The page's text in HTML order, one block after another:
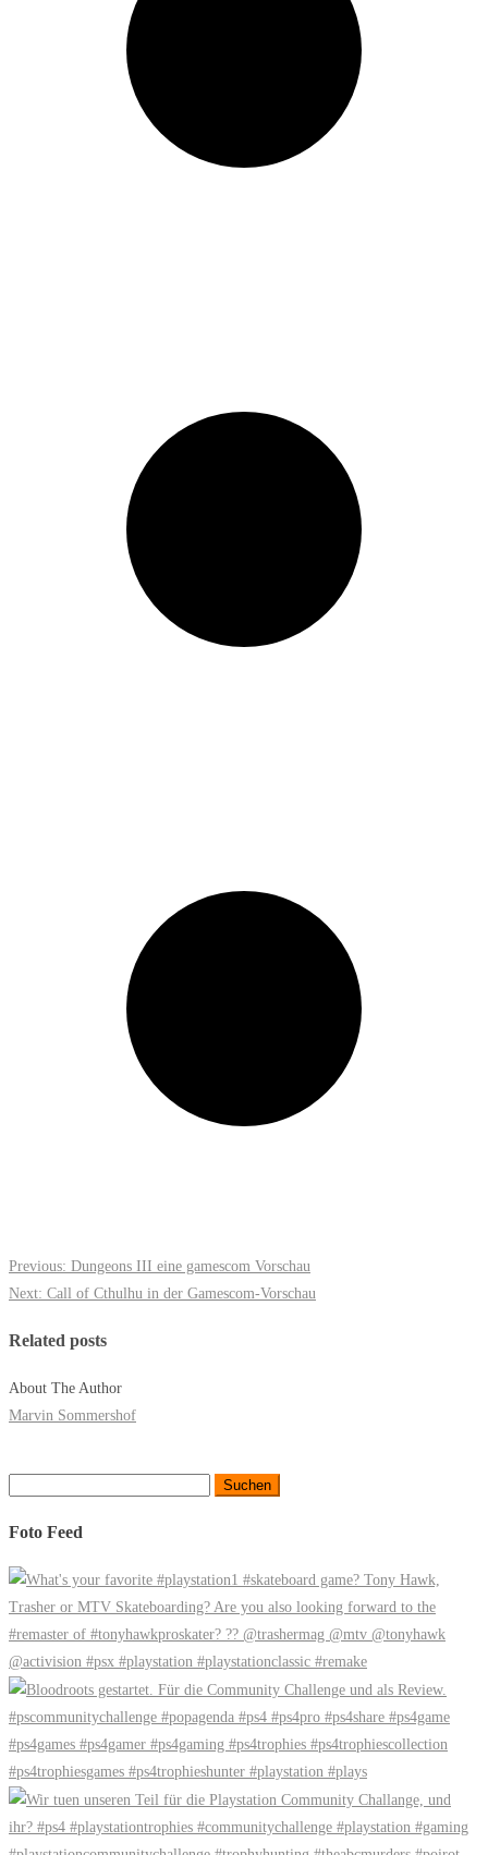
Previous: Dungeons III eine gamescom Vorschau
Next: Call of Cthulhu in der Gamescom-Vorschau
Related posts
About The Author
Marvin Sommershof
Foto Feed